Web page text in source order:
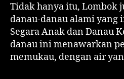
Tidak hanya itu, Lombok
danau-danau alami yang
Segara Anak dan Danau
danau ini menawarkan
memukau, dengan air